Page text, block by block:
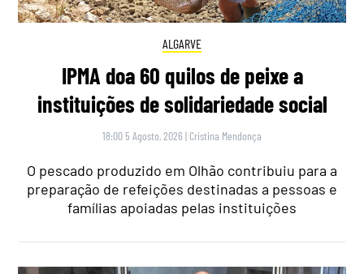
ALGARVE
IPMA doa 60 quilos de peixe a
instituições de solidariedade social
18:00 5 Agosto, 2026 | Cristina Mendonça
O pescado produzido em Olhão contribuiu para a
preparação de refeições destinadas a pessoas e
famílias apoiadas pelas instituições